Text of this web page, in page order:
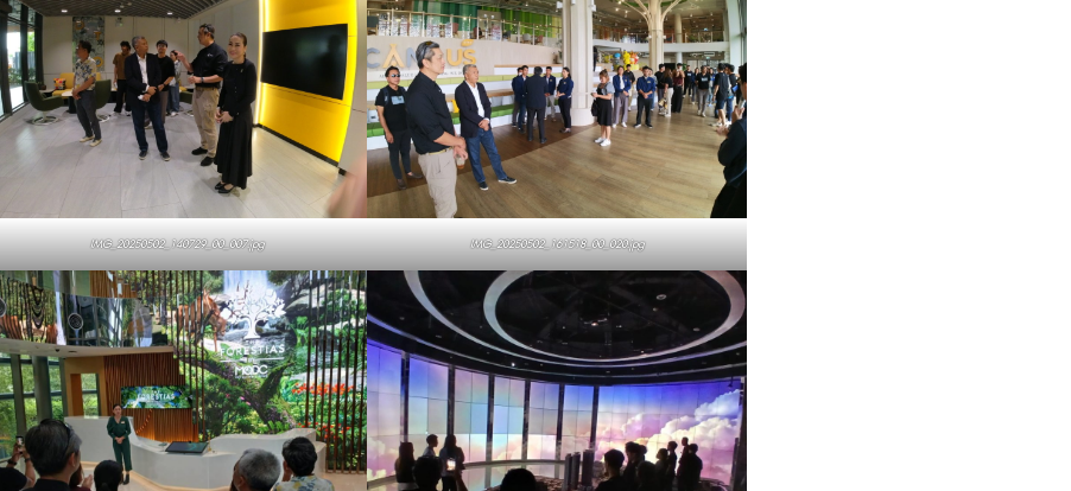
IMG_20250502_140729_00_007.jpg IMG_20250502_161518_00_020.jpg